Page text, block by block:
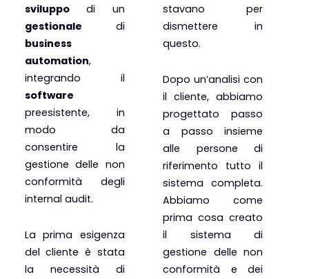
sviluppodi un
gestionale di
business
automation,
integrando il
software
preesistente, in
modo da
consentire la
gestione delle non
conformità degli
internal audit.
La prima esigenza
del cliente è stata
la necessità di
stavano per
dismettere in
questo.
Dopo un’analisi con
il cliente, abbiamo
progettato passo
a passo insieme
alle persone di
riferimento tutto il
sistema completa.
Abbiamo come
prima cosa creato
il sistema di
gestione delle non
conformità e dei